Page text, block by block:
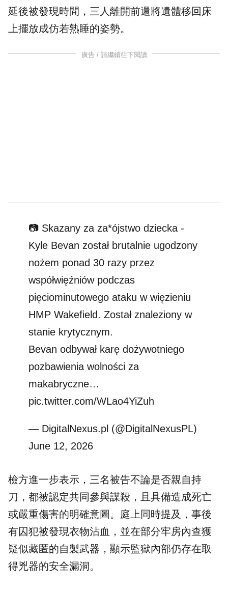
延後被發現時間，三人離開前還將遺體移回床
上擺放成仿若熟睡的姿勢。
廣告 / 請繼續往下閱讀
📷 Skazany za za*ójstwo dziecka -
Kyle Bevan został brutalnie ugodzony
nożem ponad 30 razy przez
współwięźniów podczas
pięciominutowego ataku w więzieniu
HMP Wakefield. Został znaleziony w
stanie krytycznym.
Bevan odbywał karę dożywotniego
pozbawienia wolności za
makabryczne…
pic.twitter.com/WLao4YiZuh
— DigitalNexus.pl (@DigitalNexusPL)
June 12, 2026
檢方進一步表示，三名被告不論是否親自持
刀，都被認定共同參與謀殺，且具備造成死亡
或嚴重傷害的明確意圖。庭上同時提及，事後
有囚犯被發現衣物沾血，並在部分牢房內查獲
疑似藏匿的自製武器，顯示監獄內部仍存在取
得兇器的安全漏洞。